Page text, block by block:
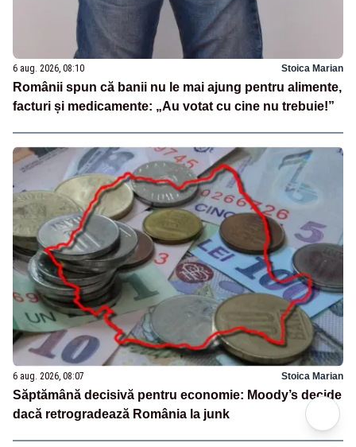
6 aug. 2026, 08:10 Stoica Marian
Românii spun că banii nu le mai ajung pentru alimente,
facturi și medicamente: „Au votat cu cine nu trebuie!”
6 aug. 2026, 08:07 Stoica Marian
Săptămână decisivă pentru economie: Moody’s decide
dacă retrogradează România la junk